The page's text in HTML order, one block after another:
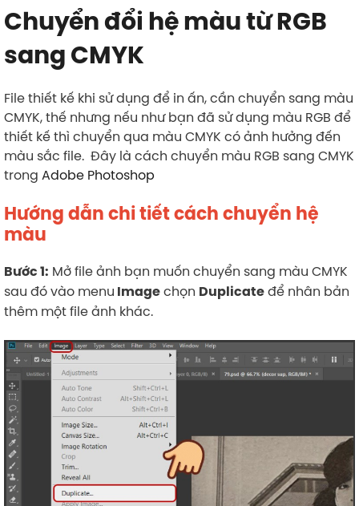
Chuyển đổi hệ màu từ RGB
sang CMYK
File thiết kế khi sử dụng để in ấn, cần chuyển sang màu
CMYK, thế nhưng nếu như bạn đã sử dụng màu RGB để
thiết kế thì chuyển qua màu CMYK có ảnh hưởng đến
màu sắc file. Đây là cách chuyển màu RGB sang CMYK
trong Adobe Photoshop
Hướng dẫn chi tiếtcách chuyển hệ
màu
Bước 1: Mở file ảnh bạn muốn chuyển sang màu CMYK
sau đó vào menu Imagechọn Duplicateđể nhân bản
thêm một file ảnh khác.